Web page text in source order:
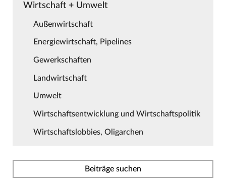
Wirtschaft + Umwelt
Außenwirtschaft
Energiewirtschaft, Pipelines
Gewerkschaften
Landwirtschaft
Umwelt
Wirtschaftsentwicklung und Wirtschaftspolitik
Wirtschaftslobbies, Oligarchen
Beiträge suchen